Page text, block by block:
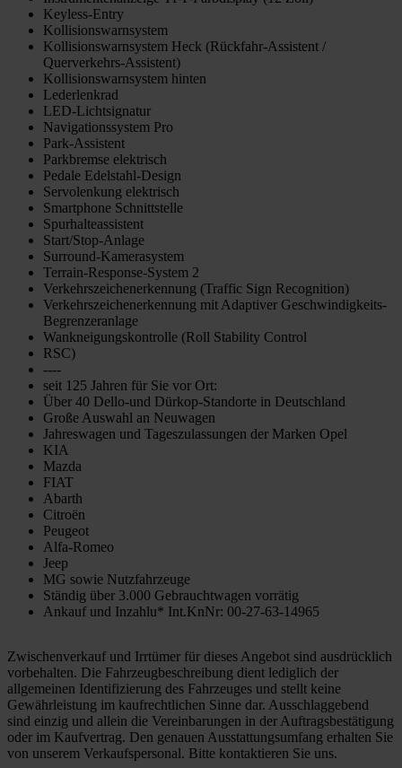
Keyless-Entry
Kollisionswarnsystem
Kollisionswarnsystem Heck (Rückfahr-Assistent /
Querverkehrs-Assistent)
Kollisionswarnsystem hinten
Lederlenkrad
LED-Lichtsignatur
Navigationssystem Pro
Park-Assistent
Parkbremse elektrisch
Pedale Edelstahl-Design
Servolenkung elektrisch
Smartphone Schnittstelle
Spurhalteassistent
Start/Stop-Anlage
Surround-Kamerasystem
Terrain-Response-System 2
Verkehrszeichenerkennung (Traffic Sign Recognition)
Verkehrszeichenerkennung mit Adaptiver Geschwindigkeits-
Begrenzeranlage
Wankneigungskontrolle (Roll Stability Control
RSC)
----
seit 125 Jahren für Sie vor Ort:
Über 40 Dello-und Dürkop-Standorte in Deutschland
Große Auswahl an Neuwagen
Jahreswagen und Tageszulassungen der Marken Opel
KIA
Mazda
FIAT
Abarth
Citroën
Peugeot
Alfa-Romeo
Jeep
MG sowie Nutzfahrzeuge
Ständig über 3.000 Gebrauchtwagen vorrätig
Ankauf und Inzahlu* Int.KnNr: 00-27-63-14965
Zwischenverkauf und Irrtümer für dieses Angebot sind ausdrücklich
vorbehalten. Die Fahrzeugbeschreibung dient lediglich der
allgemeinen Identifizierung des Fahrzeuges und stellt keine
Gewährleistung im kaufrechtlichen Sinne dar. Ausschlaggebend
sind einzig und allein die Vereinbarungen in der Auftragsbestätigung
oder im Kaufvertrag. Den genauen Ausstattungsumfang erhalten Sie
von unserem Verkaufspersonal. Bitte kontaktieren Sie uns.